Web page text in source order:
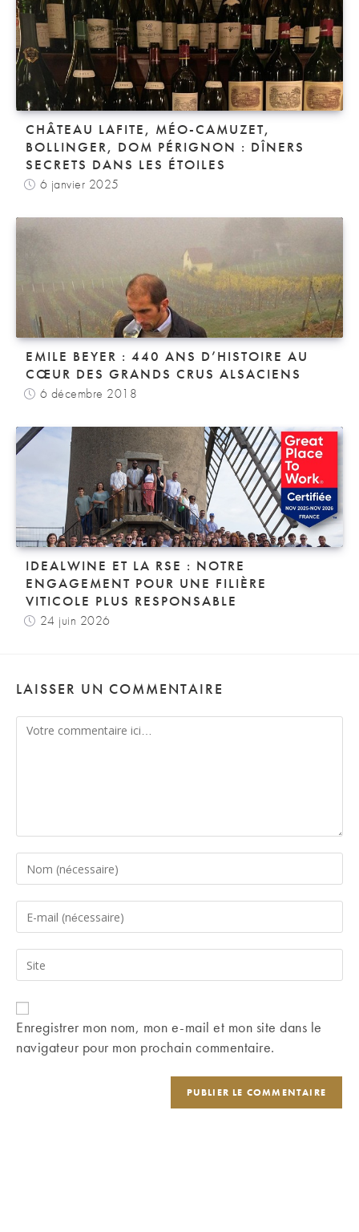
CHÂTEAU LAFITE, MÉO-CAMUZET,
BOLLINGER, DOM PÉRIGNON : DÎNERS
SECRETS DANS LES ÉTOILES
6 janvier 2025
EMILE BEYER : 440 ANS D’HISTOIRE AU
CŒUR DES GRANDS CRUS ALSACIENS
6 décembre 2018
IDEALWINE ET LA RSE : NOTRE
ENGAGEMENT POUR UNE FILIÈRE
VITICOLE PLUS RESPONSABLE
24 juin 2026
LAISSER UN COMMENTAIRE
Comment
Enter
your
name
comment
Enter
your
email
address
comment
Saisir
l’URL
de
votre
(facultatif)
Enregistrer mon nom, mon e-mail et mon site dans le
navigateur pour mon prochain commentaire.